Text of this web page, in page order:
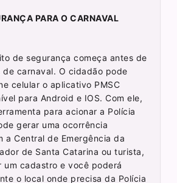
PARA O CARNAVAL
de segurança começa antes de
de carnaval. O cidadão pode
celular o aplicativo PMSC
para Android e IOS. Com ele,
para acionar a Polícia
gerar uma ocorrência
a Central de Emergência da
de Santa Catarina ou turista,
um cadastro e você poderá
o local onde precisa da Polícia